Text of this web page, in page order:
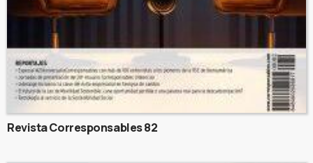
Revista Corresponsables 82